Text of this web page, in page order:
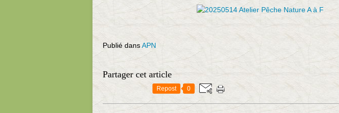
Publié dansAPN
Partager cet article
Repost 0